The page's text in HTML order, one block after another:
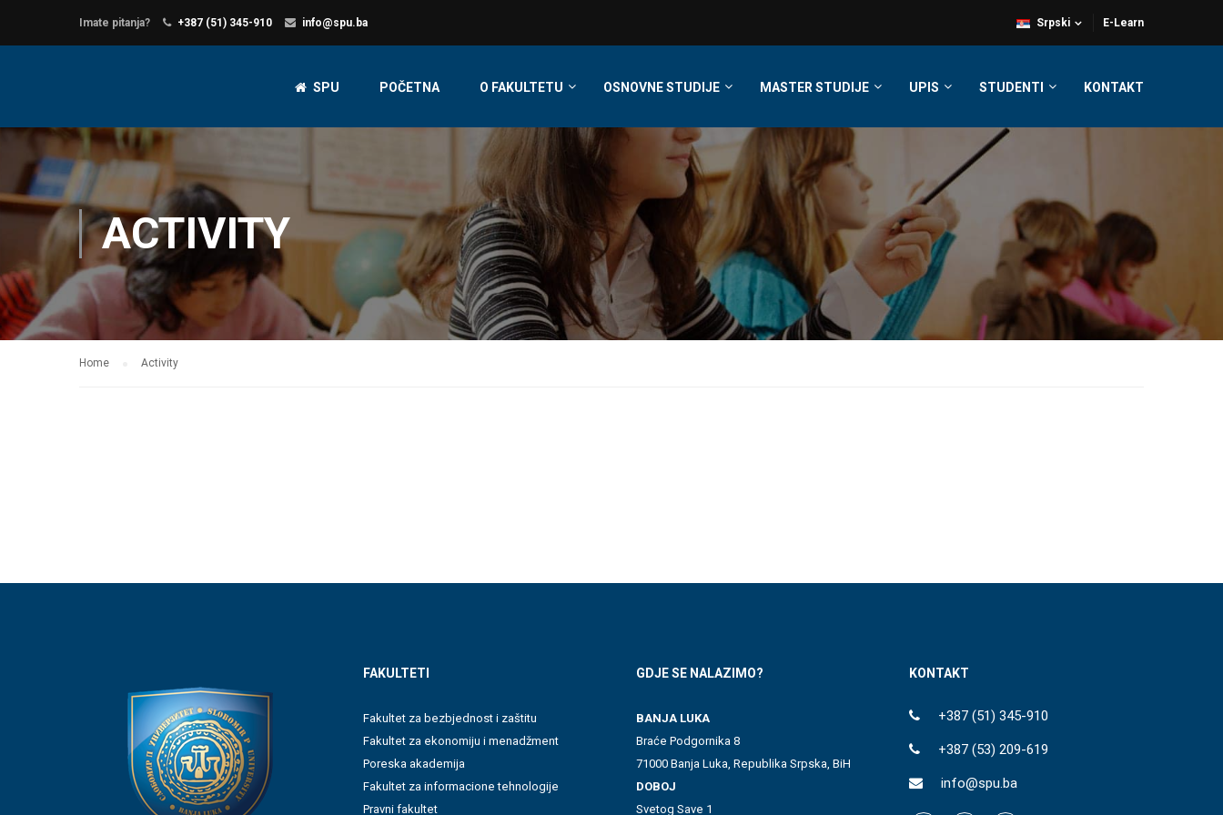
Imate pitanja? +387 (51) 345-910 info@spu.ba E-Learn
Srpski
SPU POČETNA O FAKULTETU OSNOVNE STUDIJE MASTER STUDIJE UPIS STUDENTI KONTAKT
ACTIVITY
Home Activity
FAKULTETI
Fakultet za bezbjednost i zaštitu
Fakultet za ekonomiju i menadžment
Poreska akademija
Fakultet za informacione tehnologije
Pravni fakultet
GDJE SE NALAZIMO?
BANJA LUKA
Braće Podgornika 8
71000 Banja Luka, Republika Srpska, BiH
DOBOJ
Svetog Save 1
KONTAKT
+387 (51) 345-910
+387 (53) 209-619
info@spu.ba